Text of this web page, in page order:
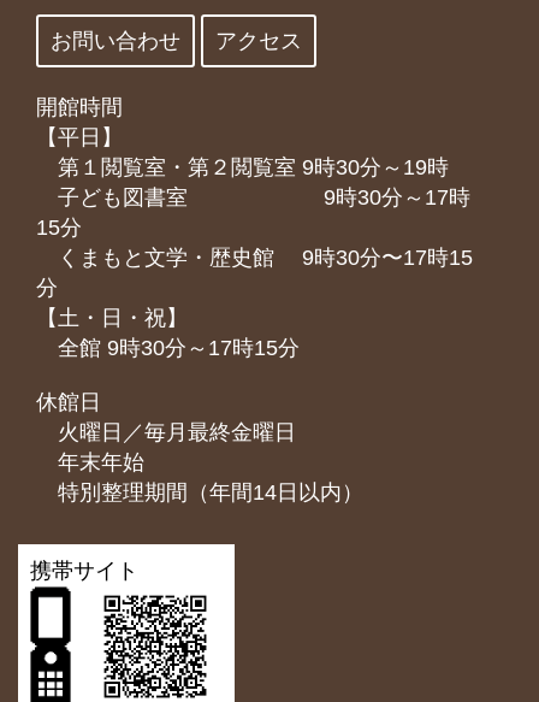
お問い合わせ アクセス
開館時間
【平日】
第１閲覧室・第２閲覧室 9時30分～19時
子ども図書室 9時30分～17時
15分
くまもと⽂学・歴史館 9時30分〜17時15
分
【土・日・祝】
全館 9時30分～17時15分
休館日
火曜日／毎月最終金曜日
年末年始
特別整理期間（年間14日以内）
携帯サイト